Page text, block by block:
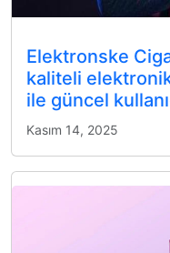
Elektronske
kaliteli
ile güncel
Kasım 14, 2025